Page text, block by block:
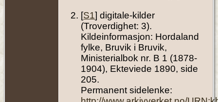
[S1] digitale-kilder
(Troverdighet: 3).
Kildeinformasjon: Hordaland
fylke, Bruvik i Bruvik,
Ministerialbok nr. B 1 (1878-
1904), Ekteviede 1890, side
205.
Permanent sidelenke: